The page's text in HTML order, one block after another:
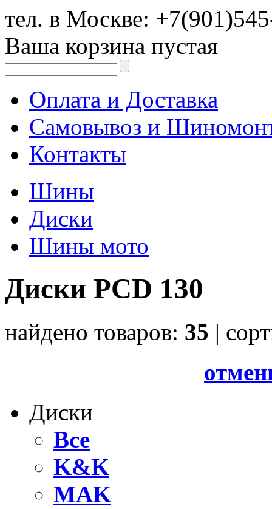
тел. в Москве:
Ваша корзина пустая
Оплата и Доставка
Самовывоз и
Контакты
Шины
Диски
Шины мото
Диски PCD 130
найдено товаров: 35 |
Диски
Все
K&K
MAK